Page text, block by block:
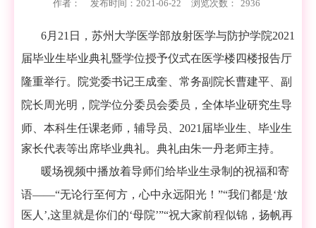
作者： 发布时间：2021-06-22 浏览次数： 2936
6月21 日，苏州大学医学部放射医学与防护学院2021
届毕业生毕业典礼暨学位授予仪式在医学楼四楼报告厅
隆重举行。院党委书记王成奎、常务副院长曹建平、副
院长周光明，院学位分委员会委员，全体毕业研究生导
师、本科生任课老师，辅导员、 2021 届毕业生、毕业生
家长代表等出席毕业典礼。典礼由朱一丹老师主持。
暖场视频中播放着导师们给毕业生录制的祝福和寄
语——“无论行至何方，心中永远阳光！”“我们都是‘放
医人 ’,这里就是你们的‘母院’”“祝大家前程似锦，扬帆再